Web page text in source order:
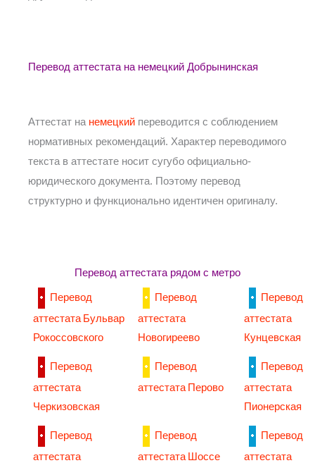
Перевод аттестата на немецкий Добрынинская
Аттестат на немецкий переводится с соблюдением
нормативных рекомендаций. Характер переводимого
текста в аттестате носит сугубо официально-
юридического документа. Поэтому перевод
структурно и функционально идентичен оригиналу.
Перевод аттестата рядом с метро
Перевод
аттестата Бульвар
Рокоссовского
Перевод
аттестата
Новогиреево
Перевод
аттестата
Кунцевская
Перевод
аттестата
Черкизовская
Перевод
аттестата Перово
Перевод
аттестата
Пионерская
Перевод
аттестата
Перевод
аттестата Шоссе
Перевод
аттестата